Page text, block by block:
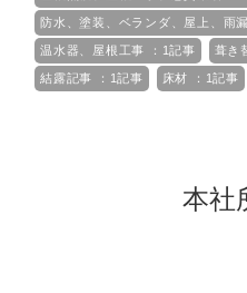
防水、塗装、ベランダ、屋上、雨
温水器、屋根工事 ：1記事 葺き
結露記事 ：1記事 床材 ：1記事
本社